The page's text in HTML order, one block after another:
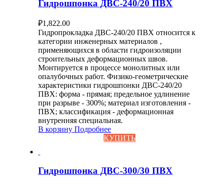
Гидрошпонка ДВС-240/20 ПВХ
₽1,822.00
Гидропрокладка ДВС-240/20 ПВХ относится к
категории инженерных материалов ,
применяющихся в области гидроизоляции
строительных деформационных швов.
Монтируется в процессе монолитных или
опалубочных работ. Физико-геометрические
характеристики гидрошпонки ДВС-240/20
ПВХ: форма - прямая; предельное удлинение
при разрыве - 300%; материал изготовления -
ПВХ; классификация - деформационная
внутренняя специальная.
В корзину Подробнее
КУПИТЬ
Гидрошпонка ДВС-300/30 ПВХ